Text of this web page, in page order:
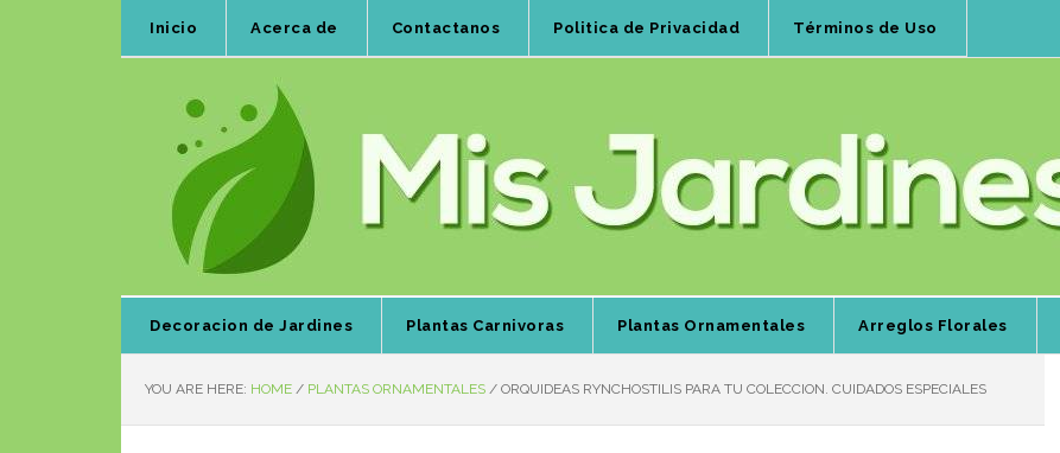
Inicio Acerca de Contactanos Politica de Privacidad Términos de Uso
Decoracion de Jardines Plantas Carnivoras Plantas Ornamentales Arreglos Florales
YOU ARE HERE: HOME / PLANTAS ORNAMENTALES / ORQUIDEAS RYNCHOSTILIS PARA TU COLECCION. CUIDADOS ESPECIALES